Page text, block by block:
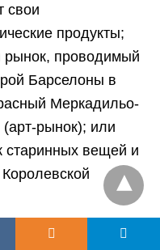
свои
продукты;
рынок, проводимый
Барселоны в
Меркадильо-
рынок); или
старинных вещей и